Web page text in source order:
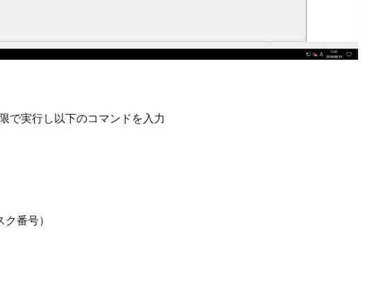
で実行し以下のコマンドを入力
番号）